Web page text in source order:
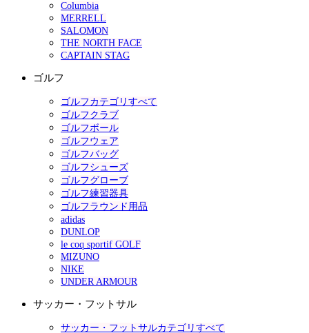
Columbia
MERRELL
SALOMON
THE NORTH FACE
CAPTAIN STAG
ゴルフ
ゴルフカテゴリすべて
ゴルフクラブ
ゴルフボール
ゴルフウェア
ゴルフバッグ
ゴルフシューズ
ゴルフグローブ
ゴルフ練習器具
ゴルフラウンド用品
adidas
DUNLOP
le coq sportif GOLF
MIZUNO
NIKE
UNDER ARMOUR
サッカー・フットサル
サッカー・フットサルカテゴリすべて